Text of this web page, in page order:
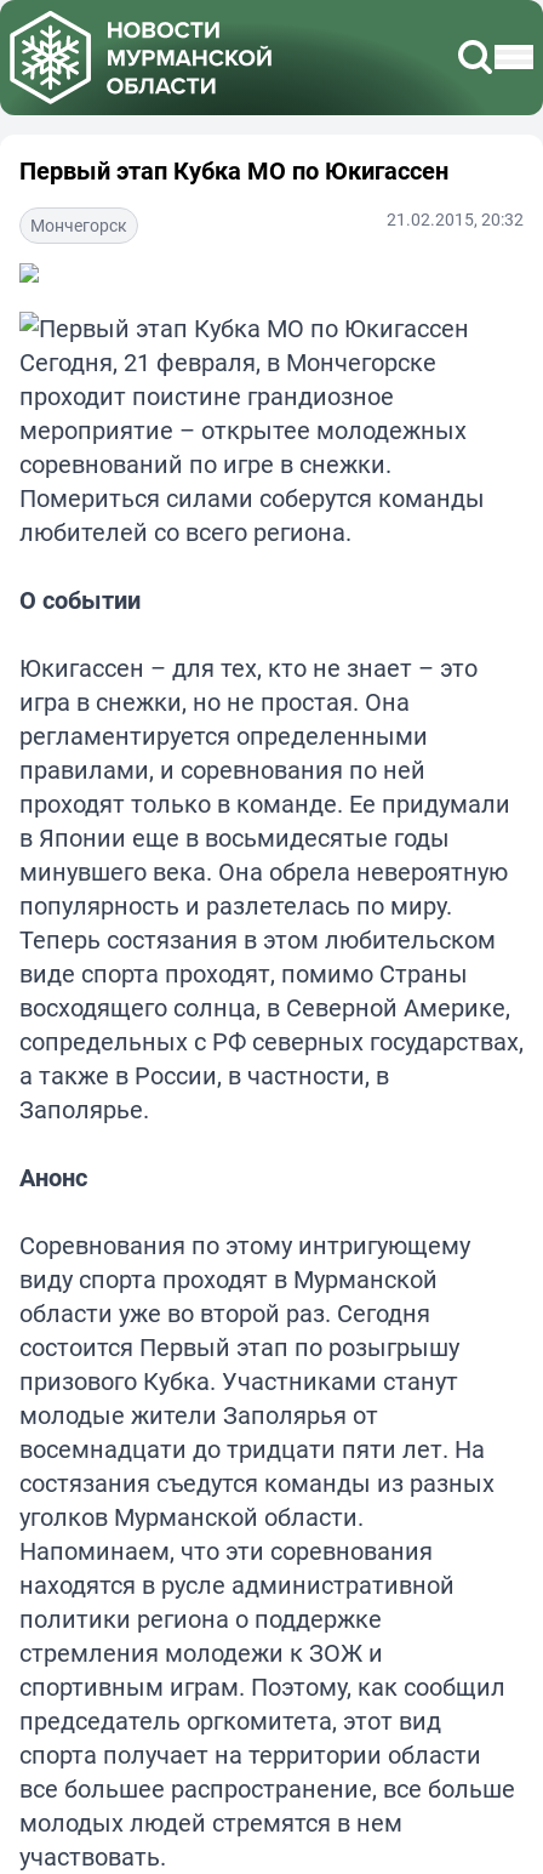
Первый этап Кубка МО по Юкигассен
Мончегорск 21.02.2015, 20:32
Сегодня, 21 февраля, в Мончегорске
проходит поистине грандиозное
мероприятие – открытее молодежных
соревнований по игре в снежки.
Помериться силами соберутся команды
любителей со всего региона.
О событии
Юкигассен – для тех, кто не знает – это
игра в снежки, но не простая. Она
регламентируется определенными
правилами, и соревнования по ней
проходят только в команде. Ее придумали
в Японии еще в восьмидесятые годы
минувшего века. Она обрела невероятную
популярность и разлетелась по миру.
Теперь состязания в этом любительском
виде спорта проходят, помимо Страны
восходящего солнца, в Северной Америке,
сопредельных с РФ северных государствах,
а также в России, в частности, в
Заполярье.
Анонс
Соревнования по этому интригующему
виду спорта проходят в Мурманской
области уже во второй раз. Сегодня
состоится Первый этап по розыгрышу
призового Кубка. Участниками станут
молодые жители Заполярья от
восемнадцати до тридцати пяти лет. На
состязания съедутся команды из разных
уголков Мурманской области.
Напоминаем, что эти соревнования
находятся в русле административной
политики региона о поддержке
стремления молодежи к ЗОЖ и
спортивным играм. Поэтому, как сообщил
председатель оргкомитета, этот вид
спорта получает на территории области
все большее распространение, все больше
молодых людей стремятся в нем
участвовать.